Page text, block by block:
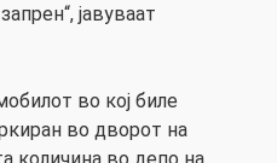
јавуваат
во кој биле
во дворот на